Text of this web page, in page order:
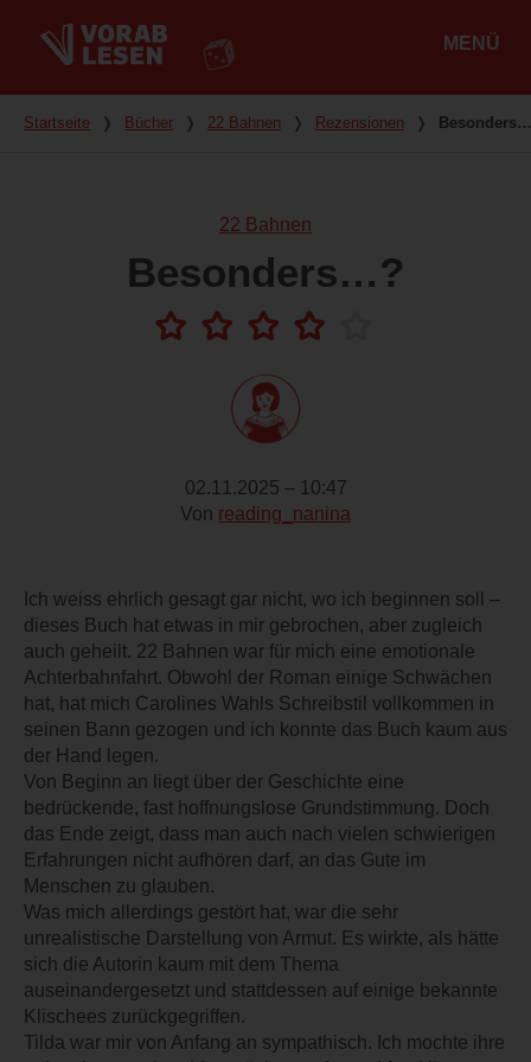
MENÜ
Du bist hier
Startseite ❭ Bücher ❭ 22 Bahnen ❭ Rezensionen ❭
22 Bahnen
Besonders…?
02.11.2025 – 10:47
Von reading_nanina
Ich weiss ehrlich gesagt gar nicht, wo ich beginnen soll –
dieses Buch hat etwas in mir gebrochen, aber zugleich
auch geheilt. 22 Bahnen war für mich eine emotionale
Achterbahnfahrt. Obwohl der Roman einige Schwächen
hat, hat mich Carolines Wahls Schreibstil vollkommen in
seinen Bann gezogen und ich konnte das Buch kaum aus
der Hand legen.
Von Beginn an liegt über der Geschichte eine
bedrückende, fast hoffnungslose Grundstimmung. Doch
das Ende zeigt, dass man auch nach vielen schwierigen
Erfahrungen nicht aufhören darf, an das Gute im
Menschen zu glauben.
Was mich allerdings gestört hat, war die sehr
unrealistische Darstellung von Armut. Es wirkte, als hätte
sich die Autorin kaum mit dem Thema
auseinandergesetzt und stattdessen auf einige bekannte
Klischees zurückgegriffen.
Tilda war mir von Anfang an sympathisch. Ich mochte ihre